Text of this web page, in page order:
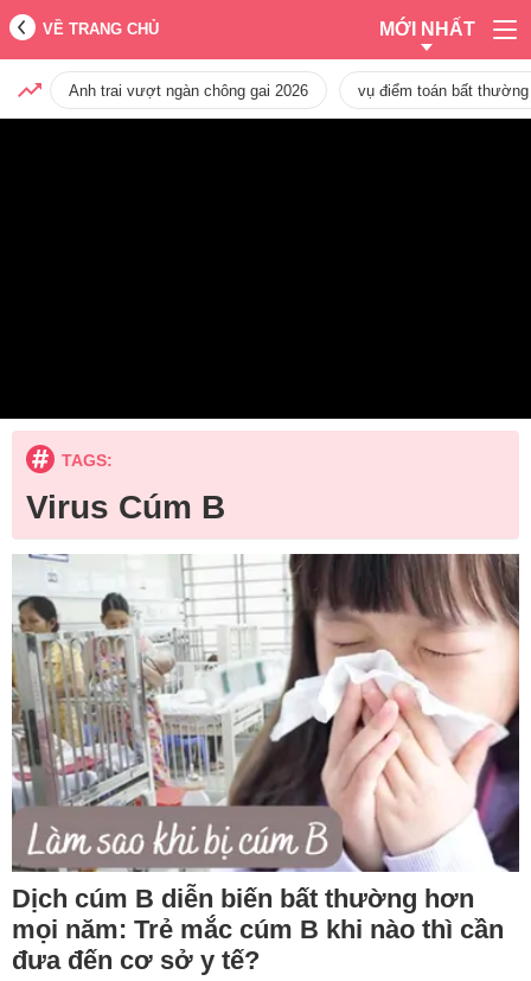
VỀ TRANG CHỦ MỚI NHẤT
Anh trai vượt ngàn chông gai 2026 vụ điểm toán bất
TAGS:
Virus Cúm B
Dịch cúm B diễn biến bất thường hơn
mọi năm: Trẻ mắc cúm B khi nào thì cần
đưa đến cơ sở y tế?